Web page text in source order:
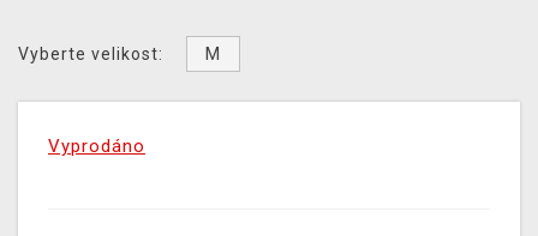
Vyberte velikost: M
Vyprodáno